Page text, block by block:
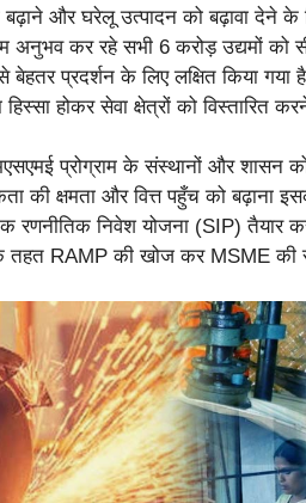
बढ़ाने और घरेलू उत्पादन को बढ़ावा देने
अनुभव कर रहे सभी 6 करोड़ उद्यमों को
प्रदर्शन के लिए लक्षित किया गया
होकर सेवा क्षेत्रों को विस्तारित
प्रोग्राम के संस्थानों और शासन
की क्षमता और वित्त पहुँच को बढ़ाना
रणनीतिक निवेश योजना (SIP) तैयार
तहत RAMP की खोज कर MSME की